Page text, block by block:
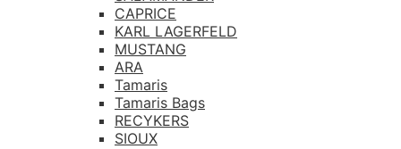
CAPRICE
KARL LAGERFELD
MUSTANG
ARA
Tamaris
Tamaris Bags
RECYKERS
SIOUX